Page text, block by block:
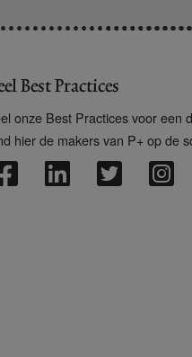
Best Practices
onze Best Practices voor een
hier de makers van P+ op de